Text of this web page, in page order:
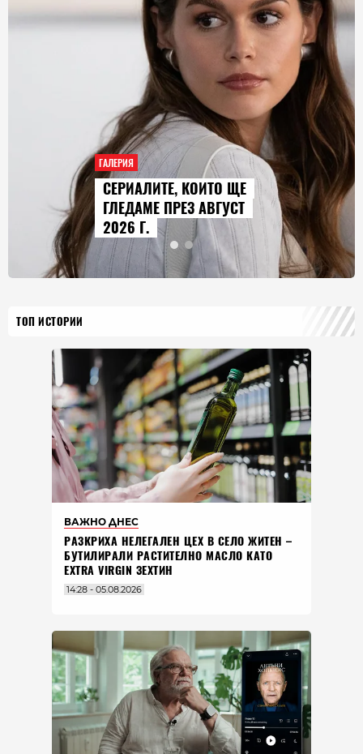
ГАЛЕРИЯ
AUDI Q9 СТАВА НАЙ-
ГОЛЕМИЯТ МОДЕЛ В
ИСТОРИЯТА НА МАРКАТА
ТОП ИСТОРИИ
ВАЖНО ДНЕС
РАЗКРИХА НЕЛЕГАЛЕН ЦЕХ В СЕЛО ЖИТЕН –
БУТИЛИРАЛИ РАСТИТЕЛНО МАСЛО КАТО
EXTRA VIRGIN ЗЕХТИН
14:28 - 05.08.2026